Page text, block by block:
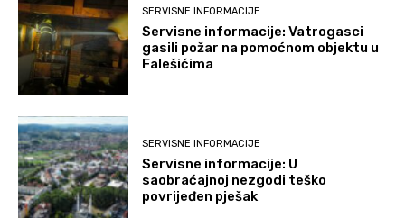
SERVISNE INFORMACIJE
Servisne informacije: Vatrogasci
gasili požar na pomoćnom objektu u
Falešićima
SERVISNE INFORMACIJE
Servisne informacije: U
saobraćajnoj nezgodi teško
povrijeđen pješak